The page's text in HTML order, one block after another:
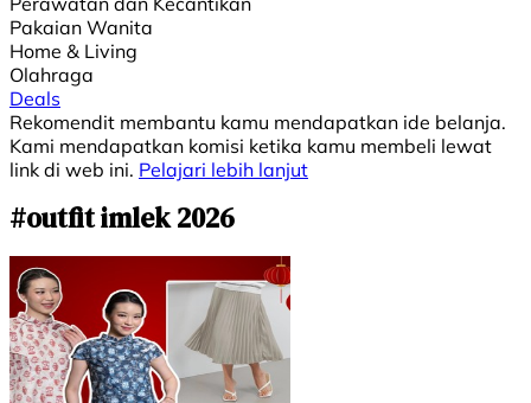
Pakaian Wanita
Home & Living
Olahraga
Deals
Rekomendit membantu kamu mendapatkan ide belanja.
Kami mendapatkan komisi ketika kamu membeli lewat
link di web ini. Pelajari lebih lanjut
#outfit imlek 2026